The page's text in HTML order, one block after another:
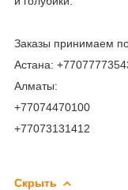
Заказы принимаем
Астана:
Алматы:
+77074470100
+77073131412
Скрыть